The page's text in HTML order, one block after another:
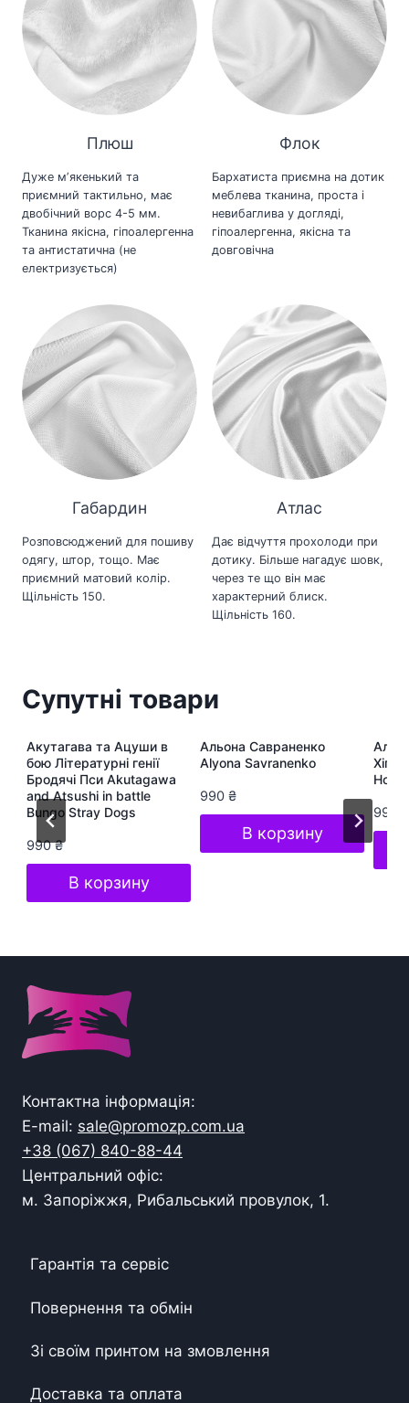
Плюш
Дуже мʼякенький та
приємний тактильно, має
двобічний ворс 4-5 мм.
Тканина якісна, гіпоалергенна
та антистатична (не
електризується)
Флок
Бархатиста приємна на дотик
меблева тканина, проста і
невибаглива у догляді,
гіпоалергенна, якісна та
довговічна
Габардин
Розповсюджений для пошиву
одягу, штор, тощо. Має
приємний матовий колір.
Щільність 150.
Атлас
Дає відчуття прохолоди при
дотику. Більше нагадує шовк,
через те що він має
характерний блиск.
Щільність 160.
Супутні товари
Акутагава та Ацуши в
бою Літературні генії
Бродячі Пси Akutagawa
and Atsushi in battle
Bungo Stray Dogs
990₴
В корзину
Альона Савраненко
Alyona Savranenko
990 ₴
В корзину
Хіп-
Hop
990
Контактна інформація:
E-mail: sale@promozp.com.ua
+38 (067) 840-88-44
Центральний офіс:
м. Запоріжжя, Рибальський провулок, 1.
Гарантія та сервіс
Повернення та обмін
Зі своїм принтом на змовлення
Доставка та оплата